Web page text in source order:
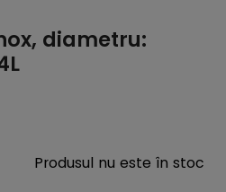
diametru:
Produsul nu este în stoc